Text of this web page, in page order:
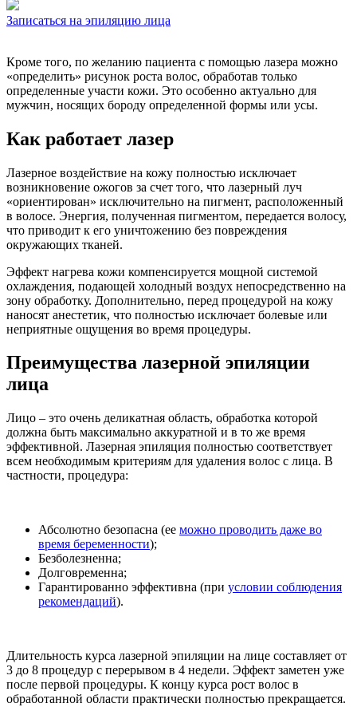
Записаться на эпиляцию лица
Кроме того, по желанию пациента с помощью лазера можно
«определить» рисунок роста волос, обработав только
определенные участи кожи. Это особенно актуально для
мужчин, носящих бороду определенной формы или усы.
Как работает лазер
Лазерное воздействие на кожу полностью исключает
возникновение ожогов за счет того, что лазерный луч
«ориентирован» исключительно на пигмент, расположенный
в волосе. Энергия, полученная пигментом, передается волосу,
что приводит к его уничтожению без повреждения
окружающих тканей.
Эффект нагрева кожи компенсируется мощной системой
охлаждения, подающей холодный воздух непосредственно на
зону обработку. Дополнительно, перед процедурой на кожу
наносят анестетик, что полностью исключает болевые или
неприятные ощущения во время процедуры.
Преимущества лазерной эпиляции
лица
Лицо – это очень деликатная область, обработка которой
должна быть максимально аккуратной и в то же время
эффективной. Лазерная эпиляция полностью соответствует
всем необходимым критериям для удаления волос с лица. В
частности, процедура:
Абсолютно безопасна (ее можно проводить даже во
время беременности);
Безболезненна;
Долговременна;
Гарантированно эффективна (при условии соблюдения
рекомендаций).
Длительность курса лазерной эпиляции на лице составляет от
3 до 8 процедур с перерывом в 4 недели. Эффект заметен уже
после первой процедуры. К концу курса рост волос в
обработанной области практически полностью прекращается.